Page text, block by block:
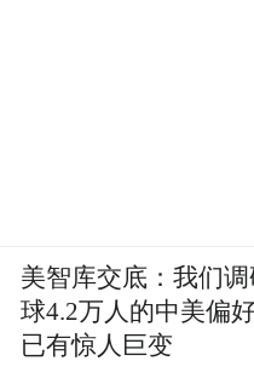
美智库交底：我们
球4.2万人的中美偏
已有惊人巨变